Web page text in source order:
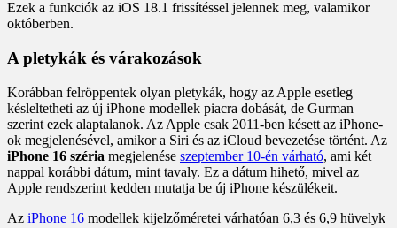
Ezek a funkciók az iOS 18.1 frissítéssel jelennek meg, valamikor
októberben.
A pletykák és várakozások
Korábban felröppentek olyan pletykák, hogy az Apple esetleg
késleltetheti az új iPhone modellek piacra dobását, de Gurman
szerint ezek alaptalanok. Az Apple csak 2011-ben késett az iPhone-
ok megjelenésével, amikor a Siri és az iCloud bevezetése történt. Az
iPhone 16 széria megjelenése szeptember 10-én várható, ami két
nappal korábbi dátum, mint tavaly. Ez a dátum hihető, mivel az
Apple rendszerint kedden mutatja be új iPhone készülékeit.
Az iPhone 16 modellek kijelzőméretei várhatóan 6,3 és 6,9 hüvelyk